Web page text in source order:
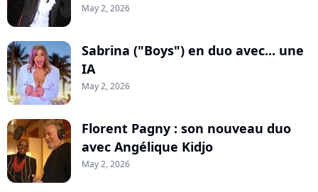
May 2, 2026
Sabrina ("Boys") en duo avec... une
IA
May 2, 2026
Florent Pagny : son nouveau duo
avec Angélique Kidjo
May 2, 2026